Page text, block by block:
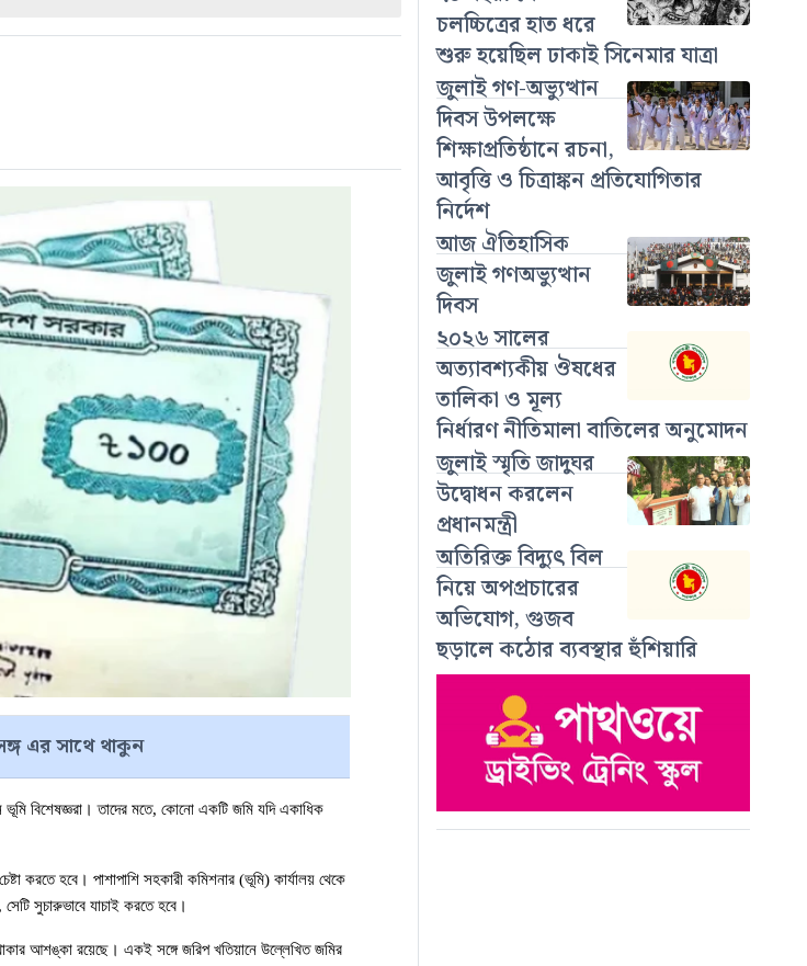
চলচ্চিত্রের হাত ধরে
শুরু হয়েছিল ঢাকাই সিনেমার যাত্রা
জুলাই গণ-অভ্যুত্থান
দিবস উপলক্ষে
শিক্ষাপ্রতিষ্ঠানে রচনা,
আবৃত্তি ও চিত্রাঙ্কন প্রতিযোগিতার
নির্দেশ
আজ ঐতিহাসিক
জুলাই গণঅভ্যুত্থান
দিবস
২০২৬ সালের
অত্যাবশ্যকীয় ঔষধের
তালিকা ও মূল্য
নির্ধারণ নীতিমালা বাতিলের অনুমোদন
জুলাই স্মৃতি জাদুঘর
উদ্বোধন করলেন
প্রধানমন্ত্রী
অতিরিক্ত বিদ্যুৎ বিল
নিয়ে অপপ্রচারের
অভিযোগ, গুজব
ছড়ালে কঠোর ব্যবস্থার হুঁশিয়ারি
এর সাথে থাকুন
ভূমি বিশেষজ্ঞরা। তাদের মতে, কোনো একটি জমি যদি একাধিক
করতে হবে। পাশাপাশি সহকারী কমিশনার (ভূমি) কার্যালয় থেকে
সুচারুভাবে যাচাই করতে হবে।
আশঙ্কা রয়েছে। একই সঙ্গে জরিপ খতিয়ানে উল্লেখিত জমির